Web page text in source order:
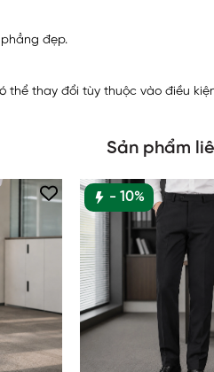
đẹp.
thay đổi tùy thuộc vào điều
Sản phẩm
- 10%